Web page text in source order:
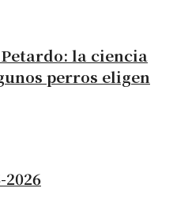
la ciencia
perros eligen